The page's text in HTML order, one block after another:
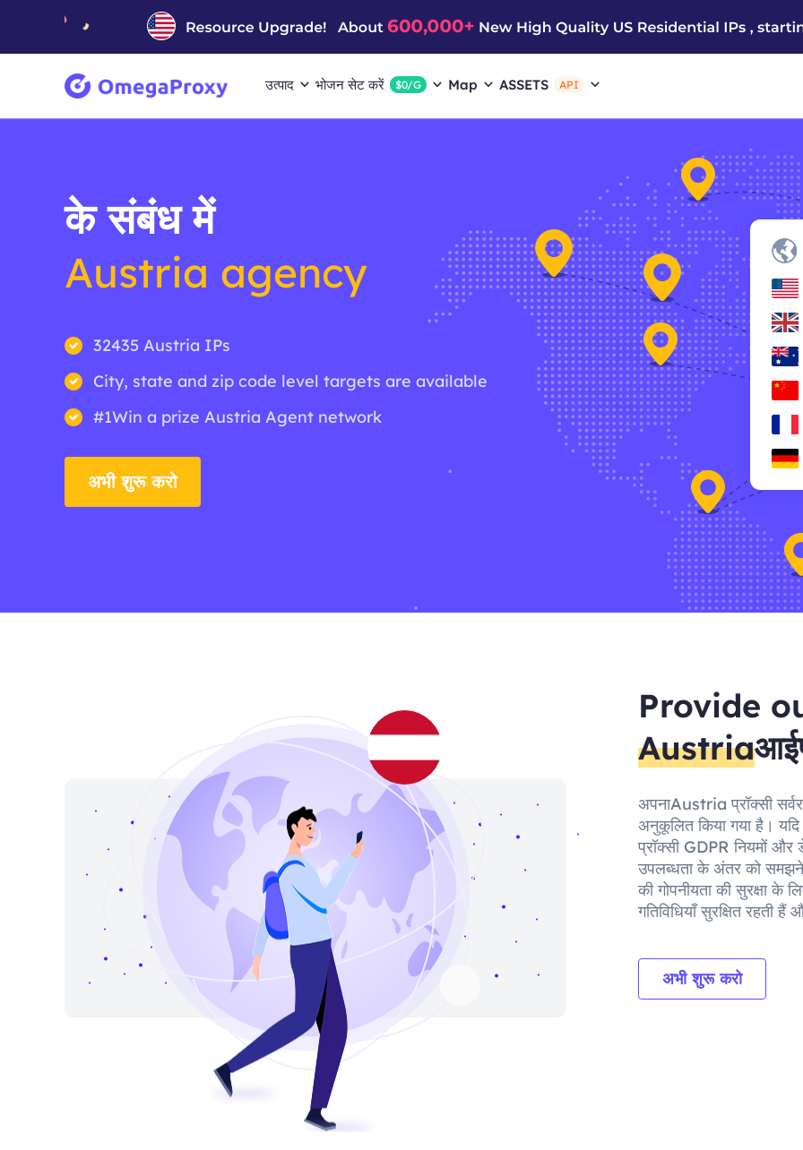
उत्पाद भोजन सेट करें $0/G Map ASSETS API
के संबंध में
Austria agency
32435 Austria IPs
City, state and zip code level targets are available
#1Win a prize Austria Agent network
अभी शुरू करो
Provide
Austria
अपनाAustria प्रॉक्सी
अनुकूलित किया गया है।
प्रॉक्सी GDPR नियमों और
उपलब्धता के अंतर को
की गोपनीयता की सुरक्षा
गतिविधियाँ सुरक्षित रहती
अभी शुरू करो